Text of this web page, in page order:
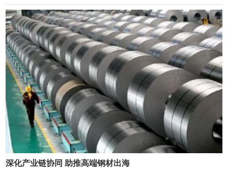
深化产业链协同 助推高端钢材出海